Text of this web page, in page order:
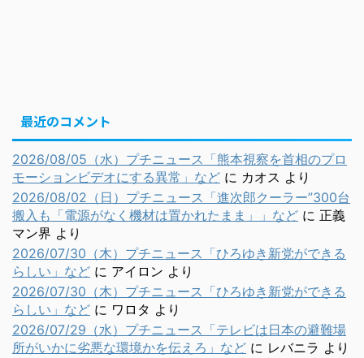
最近のコメント
2026/08/05（水）プチニュース「熊本視察を首相のプロ
モーションビデオにする異常」など に カオス より
2026/08/02（日）プチニュース「進次郎クーラー”300台
搬入も「電源がなく機材は置かれたまま」」など に 正義
マン界 より
2026/07/30（木）プチニュース「ひろゆき新党ができる
らしい」など に アイロン より
2026/07/30（木）プチニュース「ひろゆき新党ができる
らしい」など に ワロタ より
2026/07/29（水）プチニュース「テレビは日本の避難場
所がいかに劣悪な環境かを伝えろ」など に レバニラ より